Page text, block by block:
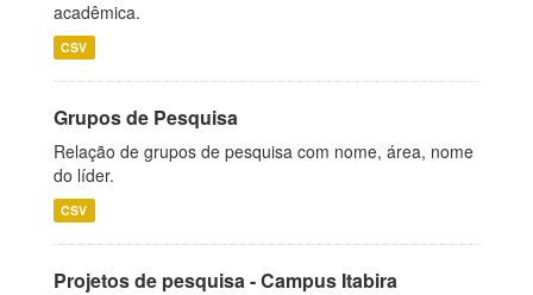
acadêmica.
CSV
Grupos de Pesquisa
Relação de grupos de pesquisa com nome, área, nome
do líder.
CSV
Projetos de pesquisa - Campus Itabira